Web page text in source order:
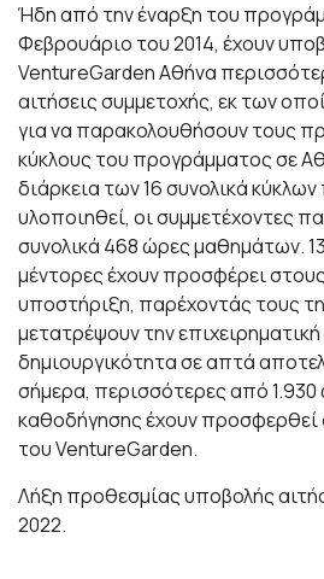
Ήδη από την έναρξη του
Φεβρουάριο του 2014, έχουν
VentureGarden Aθήνα
αιτήσεις συμμετοχής, εκ των
για να παρακολουθήσουν τους
κύκλους του προγράμματος σε
διάρκεια των 16 συνολικά
υλοποιηθεί, οι συμμετέχοντες
συνολικά 468 ώρες μαθημάτων.
μέντορες έχουν προσφέρει
υποστήριξη, παρέχοντάς τους
μετατρέψουν την
δημιουργικότητα σε απτά
σήμερα, περισσότερες από
καθοδήγησης έχουν προσφερθεί
του VentureGarden.
Λήξη προθεσμίας υποβολής
2022.